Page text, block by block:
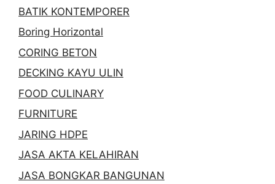
BATIK KONTEMPORER
Boring Horizontal
CORING BETON
DECKING KAYU ULIN
FOOD CULINARY
FURNITURE
JARING HDPE
JASA AKTA KELAHIRAN
JASA BONGKAR BANGUNAN